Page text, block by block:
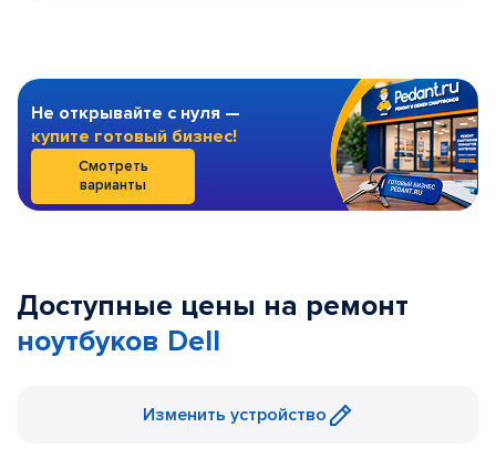
Не открывайте с нуля —
купите готовый бизнес!
Смотреть
варианты
Доступные цены на ремонт
ноутбуков Dell
Изменить устройство